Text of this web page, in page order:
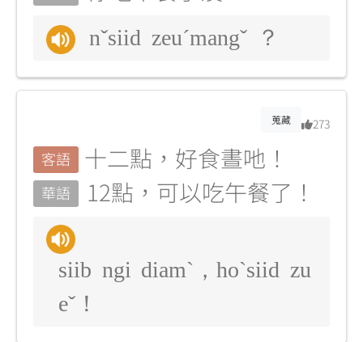
nˇsiid zeuˊmangˇ ？
蒐藏 273
客語 十二點，好食晝吔！
華語 12點，可以吃午餐了！
siib ngi diamˋ，hoˋsiid zu
eˇ！